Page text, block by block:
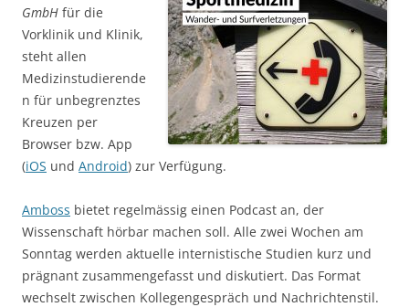
GmbH für die
Vorklinik und Klinik,
steht allen
Medizinstudierende
n für unbegrenztes
Kreuzen per
Browser bzw. App
(iOS und Android) zur Verfügung.
Amboss bietet regelmässig einen Podcast an, der
Wissenschaft hörbar machen soll. Alle zwei Wochen am
Sonntag werden aktuelle internistische Studien kurz und
prägnant zusammengefasst und diskutiert. Das Format
wechselt zwischen Kollegengespräch und Nachrichtenstil.